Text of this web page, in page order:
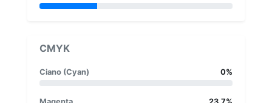
CMYK
Ciano (Cyan) 0%
Magenta 23.7%